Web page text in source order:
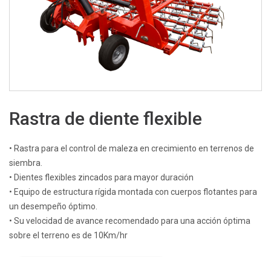
Rastra de diente flexible
• Rastra para el control de maleza en crecimiento en terrenos de
siembra.
• Dientes flexibles zincados para mayor duración
• Equipo de estructura rígida montada con cuerpos flotantes para
un desempeño óptimo.
• Su velocidad de avance recomendado para una acción óptima
sobre el terreno es de 10Km/hr